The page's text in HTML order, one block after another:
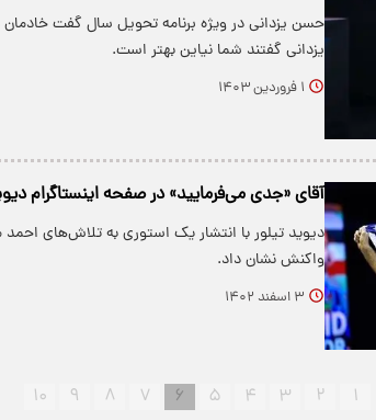
حسن یزدانی در ویژه برنامه تحویل سال گفت خادمان
یزدانی گفتند شما نیاین بهتر است.
۱ فروردین ۱۴۰۳
آقای «جدی می‌فرمایید» در صفحه اینستاگرام
دیوید تیلور با انتشار یک استوری به تلاش‌های
واکنش نشان داد.
۳ اسفند ۱۴۰۲
۱ ۲ ۳ ۴ ۵ ۶ ۷ ۸ ۹ ۱۰